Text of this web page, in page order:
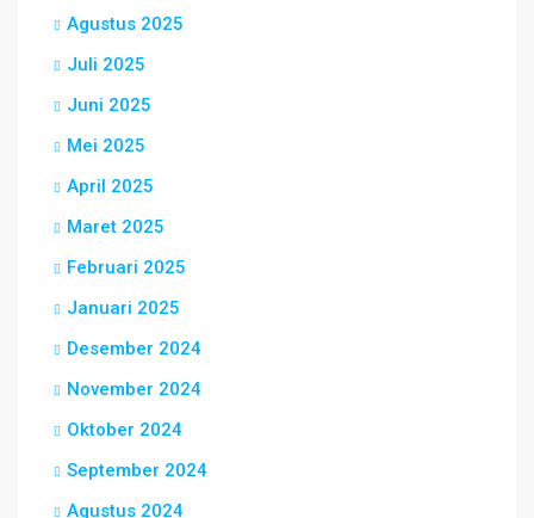
Agustus 2025
Juli 2025
Juni 2025
Mei 2025
April 2025
Maret 2025
Februari 2025
Januari 2025
Desember 2024
November 2024
Oktober 2024
September 2024
Agustus 2024